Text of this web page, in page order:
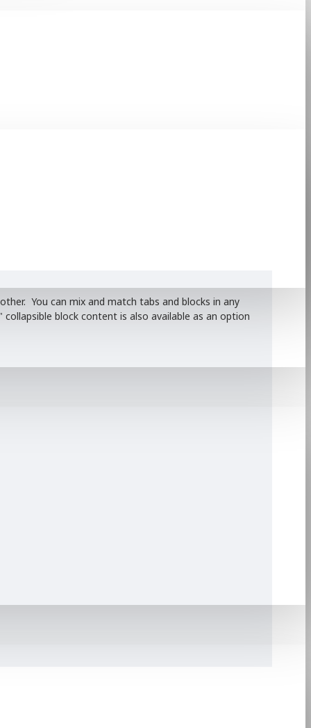
You can mix and match tabs and blocks in any
block content is also available as an option